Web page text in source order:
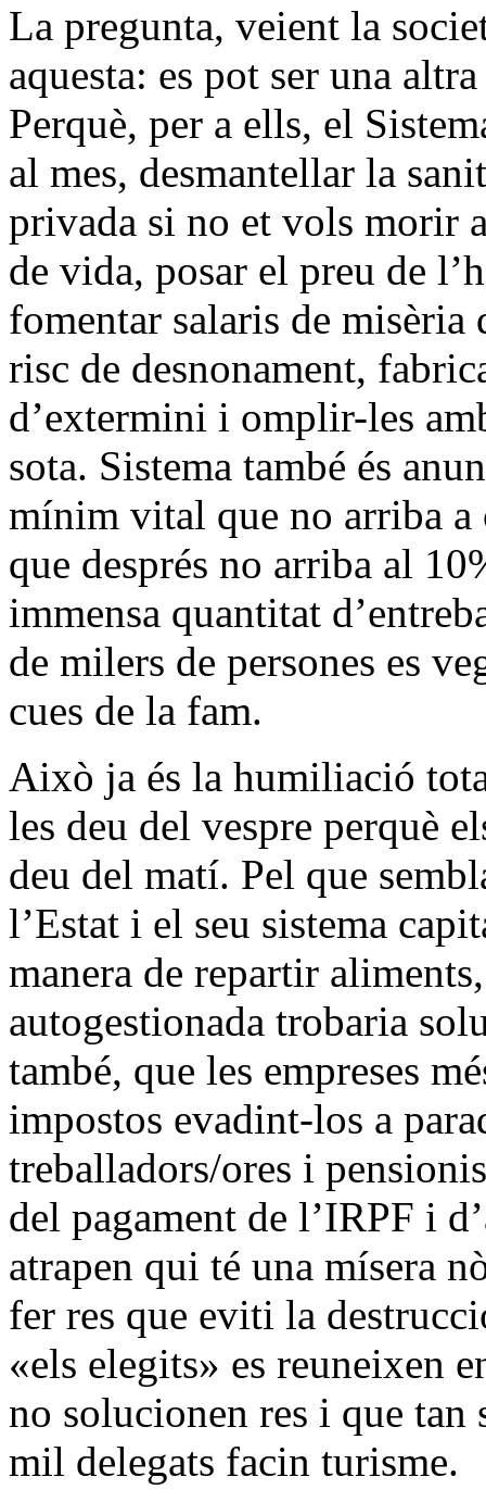
La pregunta, veient la
aquesta: es pot ser una
Perquè, per a ells, el
al mes, desmantellar la
privada si no et vols morir
de vida, posar el preu de
fomentar salaris de misèria
risc de desnonament,
d’extermini i omplir-les
sota. Sistema també és
mínim vital que no arriba a
que després no arriba al
immensa quantitat
de milers de persones es
cues de la fam.
Això ja és la humiliació
les deu del vespre perquè
deu del matí. Pel que
l’Estat i el seu sistema
manera de repartir
autogestionada trobaria
també, que les empreses
impostos evadint-los a
treballadors/ores i
del pagament de l’IRPF i
atrapen qui té una mísera
fer res que eviti la
«els elegits» es reuneixen
no solucionen res i que tan
mil delegats facin turisme.